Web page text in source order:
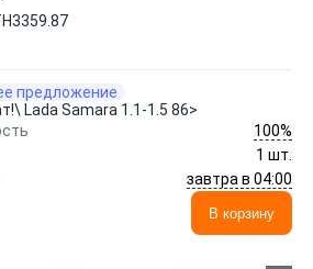
предложение
Lada Samara 1.1-1.5 86>
100%
1 шт.
завтра в 04:00
В корзину